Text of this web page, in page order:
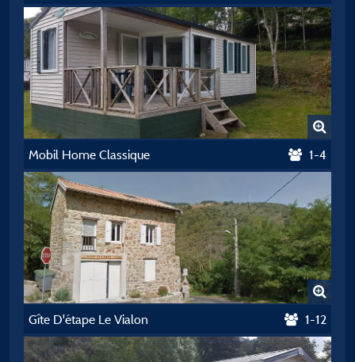
Mobil Home Classique 1-4
Gîte D'étape Le Vialon 1-12